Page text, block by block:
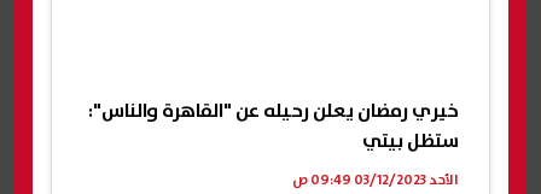
خيري رمضان يعلن رحيله عن "القاهرة والناس":
ستظل بيتي
الأحد 03/12/2023 09:49 ص